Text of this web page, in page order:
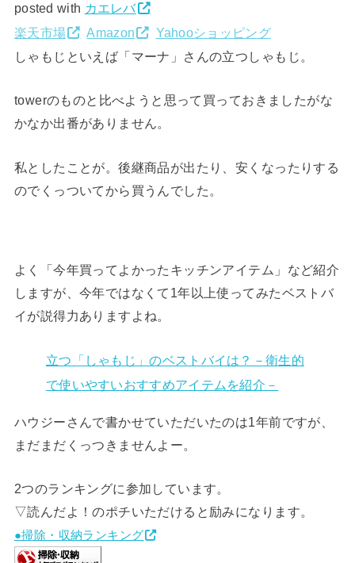
posted with カエレバ
楽天市場
Amazon
Yahooショッピング
しゃもじといえば「マーナ」さんの立つしゃもじ。
towerのものと比べようと思って買っておきましたがな
かなか出番がありません。
私としたことが。後継商品が出たり、安くなったりする
のでくっついてから買うんでした。
よく「今年買ってよかったキッチンアイテム」など紹介
しますが、今年ではなくて1年以上使ってみたベストバ
イが説得力ありますよね。
立つ「しゃもじ」のベストバイは？－衛生的
で使いやすいおすすめアイテムを紹介－
ハウジーさんで書かせていただいたのは1年前ですが、
まだまだくっつきませんよー。
2つのランキングに参加しています。
▽読んだよ！のポチいただけると励みになります。
●掃除・収納ランキング